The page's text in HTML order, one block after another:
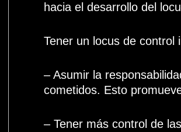
hacia el desarrollo del
Tener un locus de control
– Asumir la
cometidos. Esto
– Tener más control de